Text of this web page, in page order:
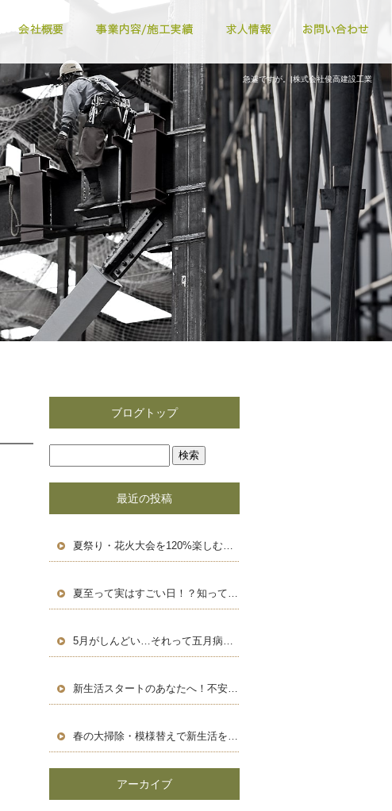
急遽ですが。|株式会社俊高建設工業
ブログトップ
最近の投稿
夏祭り・花火大会を120%楽しむための豆知識＆浴衣術！
夏至って実はすごい日！？知って得する豆知識と長い一日の楽しみ方
5月がしんどい…それって五月病かも？働く人のためのセルフケア術
新生活スタートのあなたへ！不安を自信に変える、新しい環境での過ごし方
春の大掃除・模様替えで新生活を気持ちよくスタートしよう！
アーカイブ